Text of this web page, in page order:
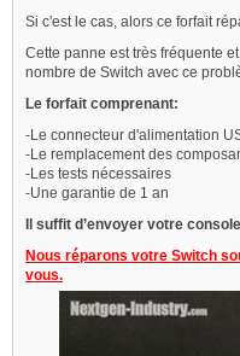
Si c'est le cas, alors ce forfait
Cette panne est très fréquente
nombre de Switch avec ce
Le forfait comprenant:
-Le connecteur d'alimentation
-Le remplacement des
-Les tests nécessaires
-Une garantie de 1 an
Il suffit d’envoyer votre
Nous réparons votre Switch
vous.